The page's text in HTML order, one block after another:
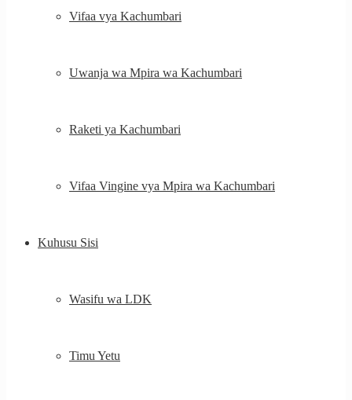
Vifaa vya Kachumbari
Uwanja wa Mpira wa Kachumbari
Raketi ya Kachumbari
Vifaa Vingine vya Mpira wa Kachumbari
Kuhusu Sisi
Wasifu wa LDK
Timu Yetu